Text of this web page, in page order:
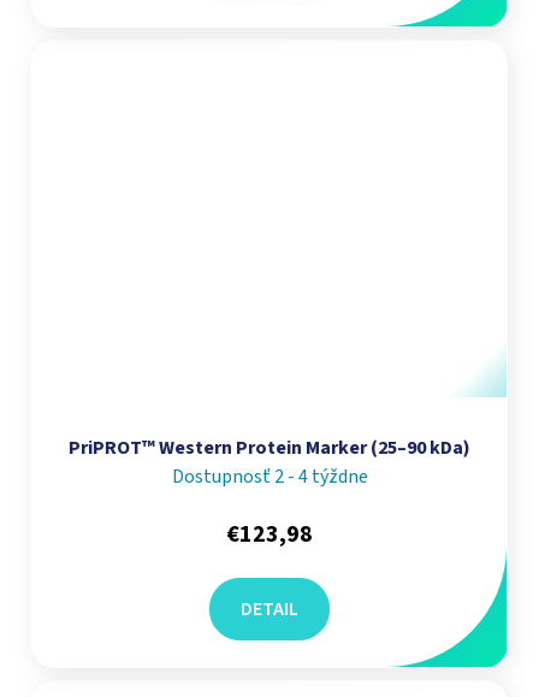
PriPROT™ Western Protein Marker (25–90 kDa)
Dostupnosť 2 - 4 týždne
€123,98
DETAIL